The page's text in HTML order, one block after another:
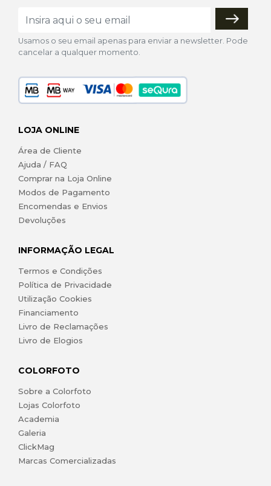
Usamos o seu email apenas para enviar a newsletter. Pode
cancelar a qualquer momento.
LOJA ONLINE
Área de Cliente
Ajuda / FAQ
Comprar na Loja Online
Modos de Pagamento
Encomendas e Envios
Devoluções
INFORMAÇÃO LEGAL
Termos e Condições
Política de Privacidade
Utilização Cookies
Financiamento
Livro de Reclamações
Livro de Elogios
COLORFOTO
Sobre a Colorfoto
Lojas Colorfoto
Academia
Galeria
ClickMag
Marcas Comercializadas